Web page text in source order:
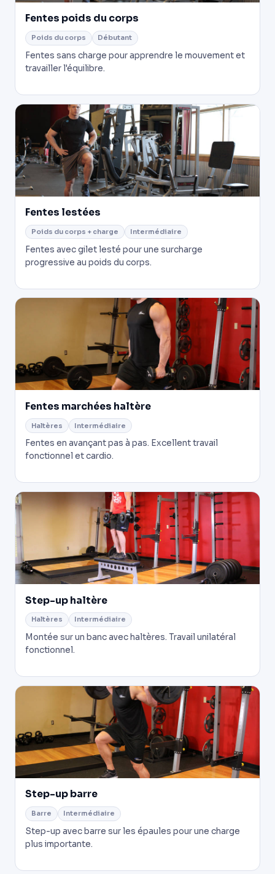
Fentes poids du corps
Poids du corps Débutant
Fentes sans charge pour apprendre le mouvement et
travailler l'équilibre.
Fentes lestées
Poids du corps + charge Intermédiaire
Fentes avec gilet lesté pour une surcharge
progressive au poids du corps.
Fentes marchées haltère
Haltères Intermédiaire
Fentes en avançant pas à pas. Excellent travail
fonctionnel et cardio.
Step-up haltère
Haltères Intermédiaire
Montée sur un banc avec haltères. Travail unilatéral
fonctionnel.
Step-up barre
Barre Intermédiaire
Step-up avec barre sur les épaules pour une charge
plus importante.